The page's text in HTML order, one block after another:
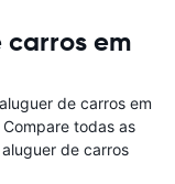
carros em
de carros em
todas as
de carros